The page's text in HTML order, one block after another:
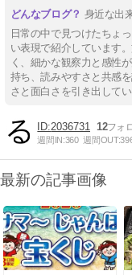
身近な出
日常の中で見つけたちょ
い表現で紹介しています
く、細かな観察力と感性
持ち、読みやすさと共感
さと面白さを引き出してい
2036731 12
週間IN:360 週間OUT:
最新の記事画像